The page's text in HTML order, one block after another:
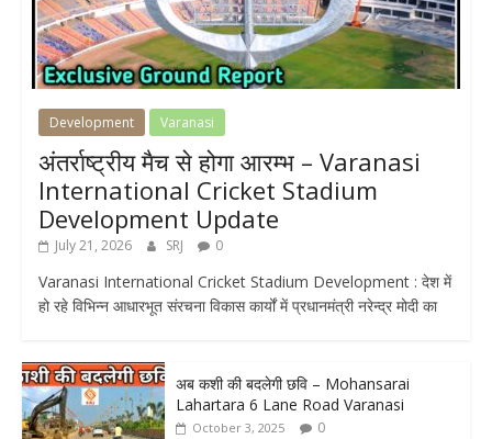
Development Varanasi
अंतर्राष्ट्रीय मैच से होगा आरम्भ – Varanasi
International Cricket Stadium
Development Update
July 21, 2026 SRJ 0
Varanasi International Cricket Stadium Development : देश में
हो रहे विभिन्न आधारभूत संरचना विकास कार्यों में प्रधानमंत्री नरेन्द्र मोदी का
अब कशी की बदलेगी छवि – Mohansarai
Lahartara 6 Lane Road Varanasi
October 3, 2025 0